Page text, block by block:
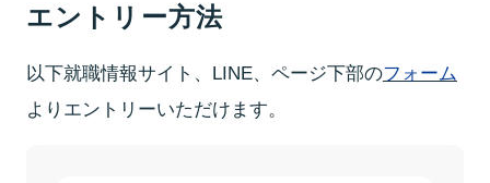
エントリー方法
以下就職情報サイト、LINE、ページ下部のフォーム
よりエントリーいただけます。